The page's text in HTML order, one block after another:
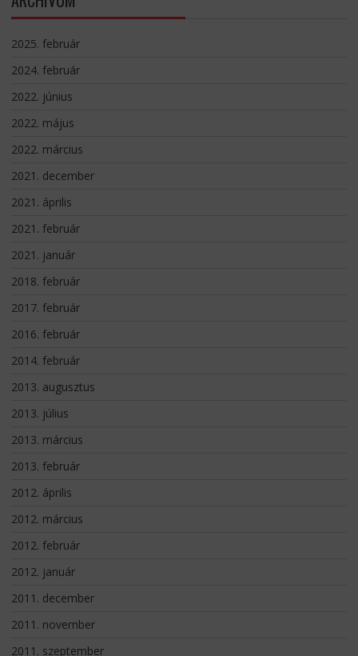
2025. február
2024. február
2022. június
2022. május
2022. március
2021. december
2021. április
2021. február
2021. január
2018. február
2017. február
2016. február
2014. február
2013. augusztus
2013. július
2013. március
2013. február
2012. április
2012. március
2012. február
2012. január
2011. december
2011. november
2011. szeptember